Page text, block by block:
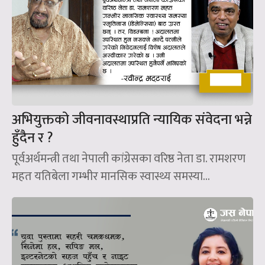
अभियुक्तको जीवनावस्थाप्रति न्यायिक संवेदना भन्ने
हुँदैन र ?
पूर्वअर्थमन्त्री तथा नेपाली कांग्रेसका वरिष्ठ नेता डा. रामशरण
महत यतिबेला गम्भीर मानसिक स्वास्थ्य समस्या...